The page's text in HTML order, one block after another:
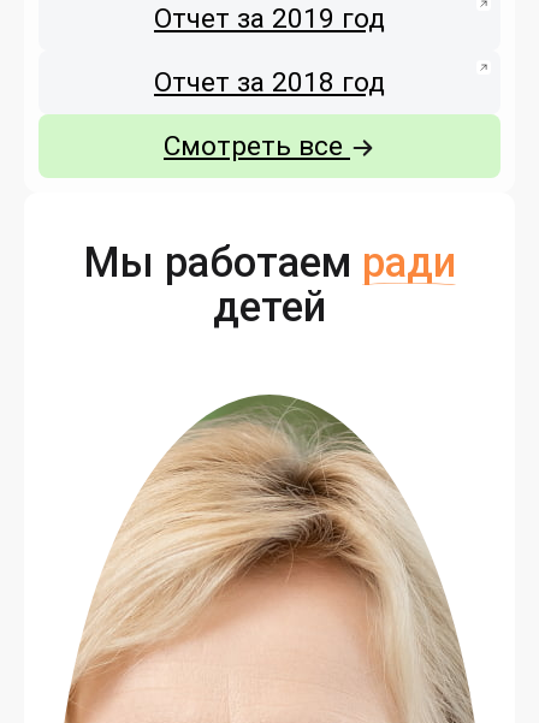
Отчет за 2019 год
Отчет за 2018 год
Смотреть все
Мы работаем ради
детей